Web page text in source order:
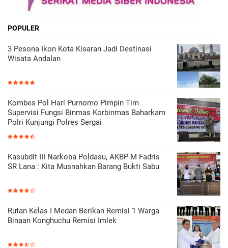
POPULER
3 Pesona Ikon Kota Kisaran Jadi Destinasi
Wisata Andalan
Kombes Pol Hari Purnomo Pimpin Tim
Supervisi Fungsi Binmas Korbinmas Baharkam
Polri Kunjungi Polres Sergai
Kasubdit III Narkoba Poldasu, AKBP M Fadris
SR Lana : Kita Musnahkan Barang Bukti Sabu
Rutan Kelas I Medan Berikan Remisi 1 Warga
Binaan Konghuchu Remisi Imlek